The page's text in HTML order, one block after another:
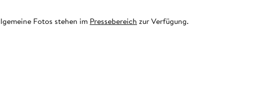
Fotos stehen im Pressebereich zur Verfügung.